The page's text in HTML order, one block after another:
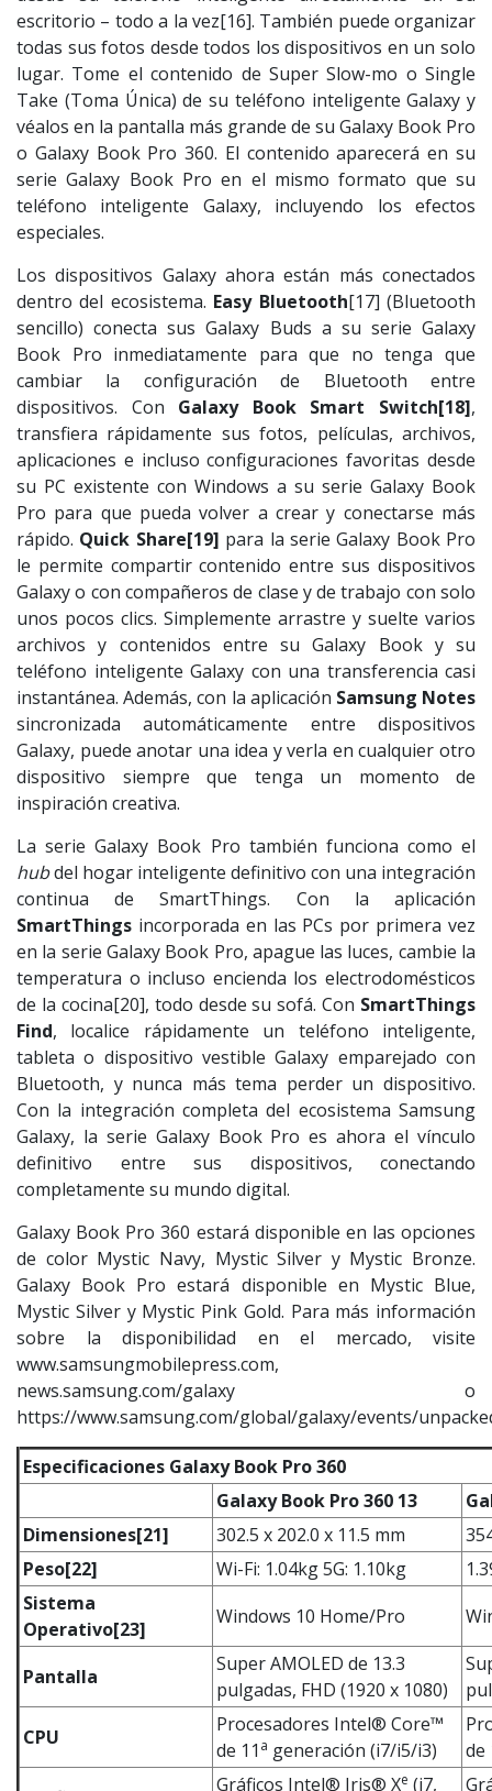
escritorio – todo a la vez[16]. También puede organizar
todas sus fotos desde todos los dispositivos en un solo
lugar. Tome el contenido de Super Slow-mo o Single
Take (Toma Única) de su teléfono inteligente Galaxy y
véalos en la pantalla más grande de su Galaxy Book Pro
o Galaxy Book Pro 360. El contenido aparecerá en su
serie Galaxy Book Pro en el mismo formato que su
teléfono inteligente Galaxy, incluyendo los efectos
especiales.
Los dispositivos Galaxy ahora están más conectados
dentro del ecosistema. Easy Bluetooth[17] (Bluetooth
sencillo) conecta sus Galaxy Buds a su serie Galaxy
Book Pro inmediatamente para que no tenga que
cambiar la configuración de Bluetooth entre
dispositivos. Con Galaxy Book Smart Switch[18],
transfiera rápidamente sus fotos, películas, archivos,
aplicaciones e incluso configuraciones favoritas desde
su PC existente con Windows a su serie Galaxy Book
Pro para que pueda volver a crear y conectarse más
rápido. Quick Share[19] para la serie Galaxy Book Pro
le permite compartir contenido entre sus dispositivos
Galaxy o con compañeros de clase y de trabajo con solo
unos pocos clics. Simplemente arrastre y suelte varios
archivos y contenidos entre su Galaxy Book y su
teléfono inteligente Galaxy con una transferencia casi
instantánea. Además, con la aplicación Samsung Notes
sincronizada automáticamente entre dispositivos
Galaxy, puede anotar una idea y verla en cualquier otro
dispositivo siempre que tenga un momento de
inspiración creativa.
La serie Galaxy Book Pro también funciona como el
hubdel hogar inteligente definitivo con una integración
continua de SmartThings. Con la aplicación
SmartThings incorporada en las PCs por primera vez
en la serie Galaxy Book Pro, apague las luces, cambie la
temperatura o incluso encienda los electrodomésticos
de la cocina[20], todo desde su sofá. Con SmartThings
Find, localice rápidamente un teléfono inteligente,
tableta o dispositivo vestible Galaxy emparejado con
Bluetooth, y nunca más tema perder un dispositivo.
Con la integración completa del ecosistema Samsung
Galaxy, la serie Galaxy Book Pro es ahora el vínculo
definitivo entre sus dispositivos, conectando
completamente su mundo digital.
Galaxy Book Pro 360 estará disponible en las opciones
de color Mystic Navy, Mystic Silver y Mystic Bronze.
Galaxy Book Pro estará disponible en Mystic Blue,
Mystic Silver y Mystic Pink Gold. Para más información
sobre la disponibilidad en el mercado, visite
www.samsungmobilepress.com,
news.samsung.com/galaxy o
https://www.samsung.com/global/galaxy/events/
Especificaciones Galaxy Book Pro 360
Galaxy Book Pro 360​ 13
Dimensiones[21] 302.5 x 202.0 x 11.5 mm
Peso[22] Wi-Fi: 1.04kg 5G: 1.10kg
Sistema
Operativo[23]
Windows 10 Home/Pro
Pantalla
Super AMOLED de 13.3
pulgadas, FHD (1920 x 1080)
CPU​
Procesadores Intel® Core™
de 11 a generación (i7/i5/i3)
de
Gráficos Intel® Iris® Xe (i7,